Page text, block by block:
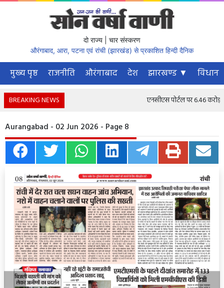
दो राज्य | चार संस्करण
औरंगाबाद, आरा, पटना एवं रांची (झारखंड) से प्रकाशित हिन्दी दैनिक
मुख्य पृष्ठ राजनीति औरंगाबाद देश झारखण्ड ▼
BREAKING NEWS एनसीएस पोर्टल पर 6.46 करोड़
Aurangabad - 02 Jun 2026 - Page 8